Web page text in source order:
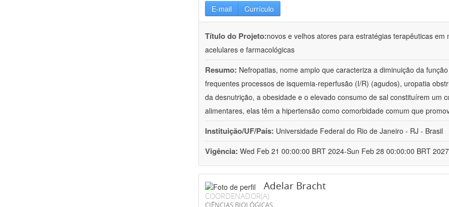
E-mail Currículo
Título do Projeto:novos e velhos atores para estratégias terapêuticas em
acelulares e farmacológicas
Resumo: Nefropatias, nome amplo que caracteriza a diminuição da
frequentes processos de isquemia-reperfusão (I/R) (agudos), uropatia
da desnutrição, a obesidade e o elevado consumo de sal constituírem um
alimentares, elas têm a hipertensão como comorbidade comum que
Instituição/UF/País: Universidade Federal do Rio de Janeiro - RJ - Brasil
Vigência: Wed Feb 21 00:00:00 BRT 2024-Sun Feb 28 00:00:00 BRT 2027
Adelar Bracht
COORDENADOR(A)
CIÊNCIAS BIOLÓGICAS